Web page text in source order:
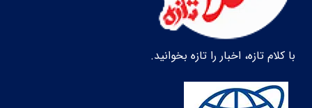
با کلام تازه، اخبار را تازه بخوانید.